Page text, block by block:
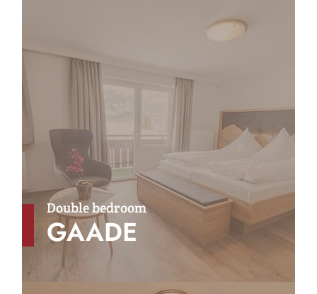
Double bedroom
GAADE